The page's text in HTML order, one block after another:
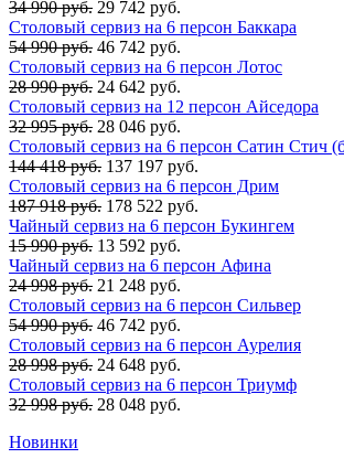
34 990 руб. 29 742 руб.
Столовый сервиз на 6 персон Баккара
54 990 руб. 46 742 руб.
Столовый сервиз на 6 персон Лотос
28 990 руб. 24 642 руб.
Столовый сервиз на 12 персон Айседора
32 995 руб. 28 046 руб.
Столовый сервиз на 6 персон Сатин Стич
144 418 руб. 137 197 руб.
Столовый сервиз на 6 персон Дрим
187 918 руб. 178 522 руб.
Чайный сервиз на 6 персон Букингем
15 990 руб. 13 592 руб.
Чайный сервиз на 6 персон Афина
24 998 руб. 21 248 руб.
Столовый сервиз на 6 персон Сильвер
54 990 руб. 46 742 руб.
Столовый сервиз на 6 персон Аурелия
28 998 руб. 24 648 руб.
Столовый сервиз на 6 персон Триумф
32 998 руб. 28 048 руб.
Новинки